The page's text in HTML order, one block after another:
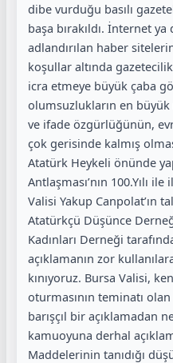
dibe vurduğu basılı
başa bırakıldı. İnternet
adlandırılan haber
koşullar altında
icra etmeye büyük çaba
olumsuzlukların en
ve ifade özgürlüğünün,
çok gerisinde kalmış
Atatürk Heykeli önünde
Antlaşması’nın 100.Yılı
Valisi Yakup Canpolat’ın
Atatürkçü Düşünce
Kadınları Derneği
açıklamanın zor
kınıyoruz. Bursa Valisi,
oturmasının teminatı
barışçıl bir açıklamadan
kamuoyuna derhal
Maddelerinin tanıdığı